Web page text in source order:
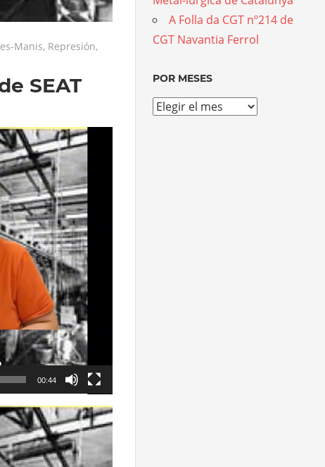
Manis, Represión,
SEAT
00:44
A Folla da CGT nº214 de
CGT Navantia Ferrol
POR MESES
Por